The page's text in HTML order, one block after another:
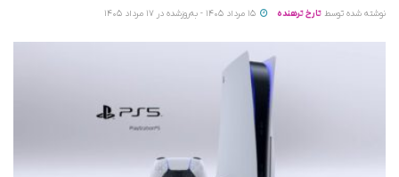
نوشته شده توسط تارخ ترهنده